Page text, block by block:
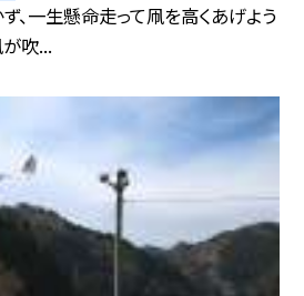
、一生懸命走って凧を高くあげよう
が吹...